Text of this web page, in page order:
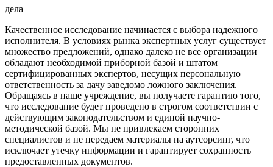
дела
Качественное исследование начинается с выбора надежного
исполнителя. В условиях рынка экспертных услуг существует
множество предложений, однако далеко не все организации
обладают необходимой приборной базой и штатом
сертифицированных экспертов, несущих персональную
ответственность за дачу заведомо ложного заключения.
Обращаясь в наше учреждение, вы получаете гарантию того,
что исследование будет проведено в строгом соответствии с
действующим законодательством и единой научно-
методической базой. Мы не привлекаем сторонних
специалистов и не передаем материалы на аутсорсинг, что
исключает утечку информации и гарантирует сохранность
предоставленных документов.